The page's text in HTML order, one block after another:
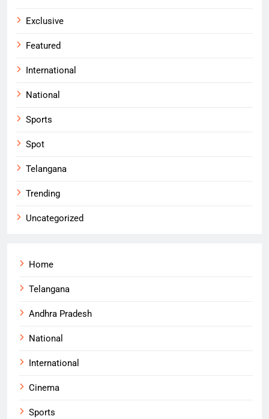
Exclusive
Featured
International
National
Sports
Spot
Telangana
Trending
Uncategorized
Home
Telangana
Andhra Pradesh
National
International
Cinema
Sports